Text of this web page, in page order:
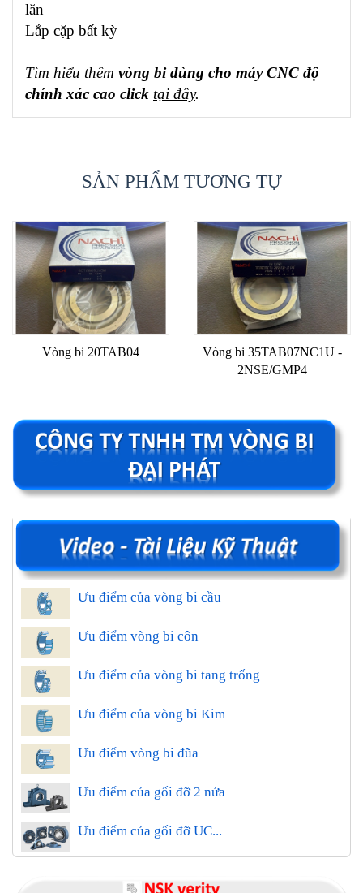
lăn
Lắp cặp bất kỳ
Tìm hiểu thêm vòng bi dùng cho máy CNC độ
chính xác cao click tại đây.
SẢN PHẨM TƯƠNG TỰ
Vòng bi 20TAB04
Vòng bi 35TAB07NC1U -
2NSE/GMP4
Ưu điểm của vòng bi cầu
Ưu điểm vòng bi côn
Ưu điểm của vòng bi tang trống
Ưu điểm của vòng bi Kim
Ưu điểm vòng bi đũa
Ưu điểm của gối đỡ 2 nửa
Ưu điểm của gối đỡ UC...